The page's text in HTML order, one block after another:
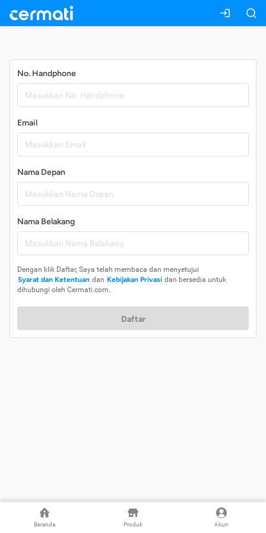
Beranda Produk Akun
No. Handphone
Email
Nama Depan
Nama Belakang
Dengan klik Daftar, Saya telah membaca dan menyetujui
Syarat dan Ketentuan dan Kebijakan Privasi dan bersedia untuk
dihubungi oleh Cermati.com.
Daftar